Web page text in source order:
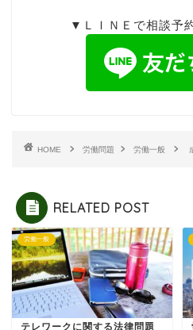
▼ＬＩＮＥで相談予
HOME 労働問題 労働一般
RELATED POST
労働一般
テレワークに関する法律問題